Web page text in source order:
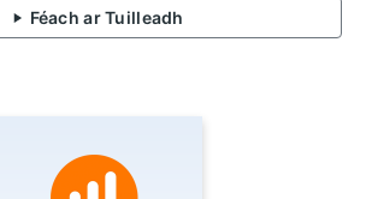
Féach ar Tuilleadh